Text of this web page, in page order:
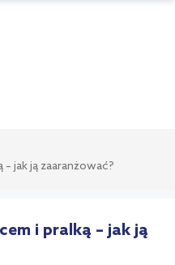
– jak ją zaaranżować?
i pralką – jak ją